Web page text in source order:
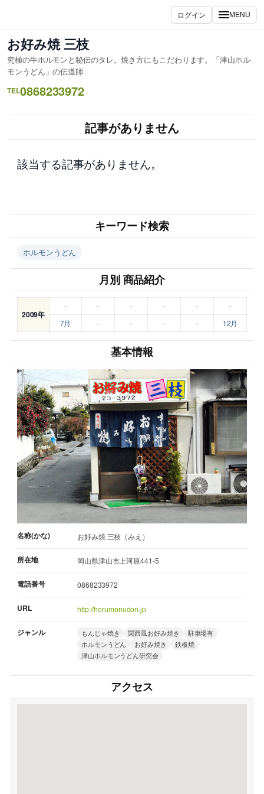
ス
キ
ッ
プ
ログイン MENU
お好み焼 三枝
究極の牛ホルモンと秘伝のタレ。焼き方にもこだわります。「津山ホル
モンうどん」の伝道師
TEL0868233972
記事がありません
該当する記事がありません。
キーワード検索
ホルモンうどん
月別 商品紹介
2009年
– – – – –
–
7月
– – – – 12月
基本情報
名称(かな) お好み焼 三枝（みえ）
所在地 岡山県津山市上河原441-5
電話番号 0868233972
URL http://horumonudon.jp
ジャンル もんじゃ焼き 関西風お好み焼き
駐車場有
ホルモンうどん
お好み焼き
鉄板焼
津山ホルモンうどん研究会
アクセス